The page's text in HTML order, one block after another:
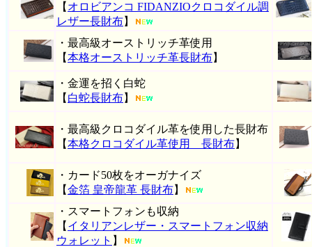
【 オロビアンコ FIDANZIOクロコダイル調
レザー長財布】
・最高級オーストリッチ革使用
【本格オーストリッチ革長財布】
・金運を招く白蛇
【 白蛇長財布】
・最高級クロコダイル革を使用した長財布
【本格クロコダイル革使用 長財布】
・カード50枚をオーガナイズ
【金箔 皇帝龍革 長財布】
・スマートフォンも収納
【 イタリアンレザー・スマートフォン収納
ウォレット 】